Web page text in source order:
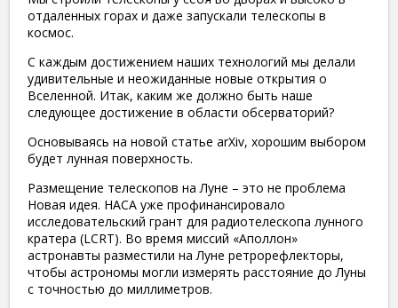
отдаленных горах и даже запускали телескопы в
космос.
С каждым достижением наших технологий мы делали
удивительные и неожиданные новые открытия о
Вселенной. Итак, каким же должно быть наше
следующее достижение в области обсерваторий?
Основываясь на новой статье arXiv, хорошим выбором
будет лунная поверхность.
Размещение телескопов на Луне – это не проблема
Новая идея. НАСА уже профинансировало
исследовательский грант для радиотелескопа лунного
кратера (LCRT). Во время миссий «Аполлон»
астронавты разместили на Луне ретрорефлекторы,
чтобы астрономы могли измерять расстояние до Луны
с точностью до миллиметров.